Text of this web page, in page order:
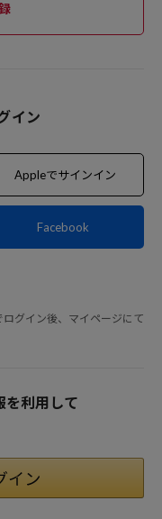
イン
Appleでサインイン
Facebook
グイン後、マイページにて
を利用して